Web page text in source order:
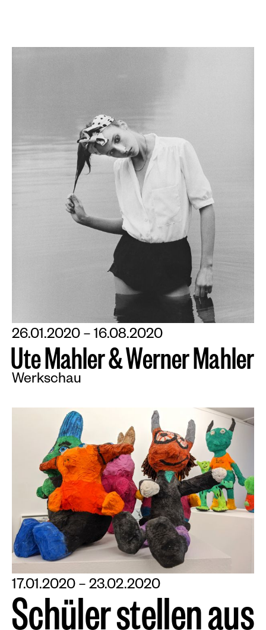
26.01.2020 – 16.08.2020
UteMahler&WernerMahler
Werkschau
17.01.2020 – 23.02.2020